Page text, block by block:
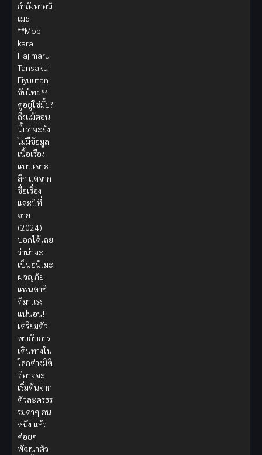
กำลังหาอนิ
เมะ
**Mob
kara
Hajimaru
Tansaku
Eiyuutan
ซับไทย**
ดูอยู่ใช่มั้ย?
ถึงแม้ตอน
นี้เราจะยัง
ไม่มีข้อมูล
เนื้อเรื่อง
แบบเจาะ
ลึก แต่จาก
ชื่อเรื่อง
และปีที่
ฉาย
(2024)
บอกได้เลย
ว่าน่าจะ
เป็นอนิเมะ
ผจญภัย
แฟนตาซี
ที่มาแรง
แน่นอน!
เตรียมตัว
พบกับการ
เดินทางใน
โลกต่างมิติ
ที่อาจจะ
เริ่มต้นจาก
ตัวละครธร
รมดาๆ คน
หนึ่ง แล้ว
ค่อยๆ
พัฒนาตัว